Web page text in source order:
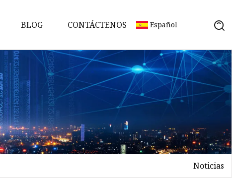
BLOG CONTÁCTENOS Español
Noticias